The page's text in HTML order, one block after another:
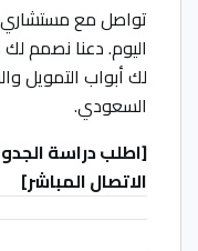
تواصل مع
اليوم. دعنا نصمم
لك أبواب التمويل
السعودي.
[اطلب دراسة
الاتصال المباشر]